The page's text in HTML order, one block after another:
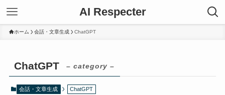
AI Respecter
ホーム 会話・文章生成 ChatGPT
ChatGPT – category –
会話・文章生成 ChatGPT